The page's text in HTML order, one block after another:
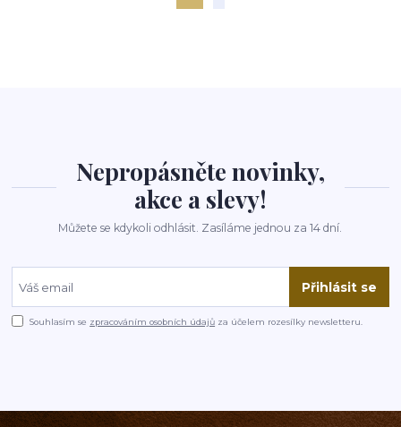
Nepropásněte novinky,
akce a slevy!
Můžete se kdykoli odhlásit. Zasíláme jednou za 14 dní.
Přihlásit se
Souhlasím se zpracováním osobních údajů za účelem rozesílky newsletteru.